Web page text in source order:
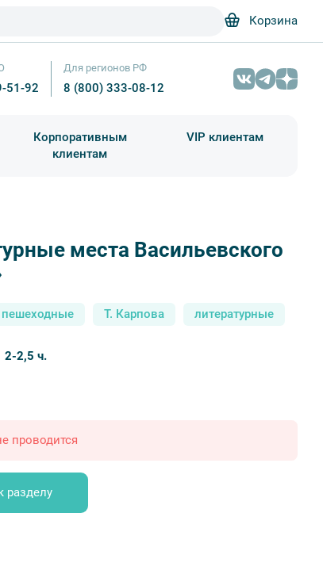
Корзина
51-92
Для регионов РФ
8 (800) 333-08-12
Корпоративным
клиентам
VIP клиентам
места Васильевского
дом на 8-я Линии Васильевского острова – Фотобанк Лори /
пешеходные Т. Карпова литературные
2-2,5 ч.
проводится
разделу